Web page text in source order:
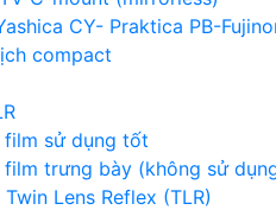
CY- Praktica PB-
compact
film sử dụng tốt
film trưng bày (không sử
Lens Reflex (TLR)